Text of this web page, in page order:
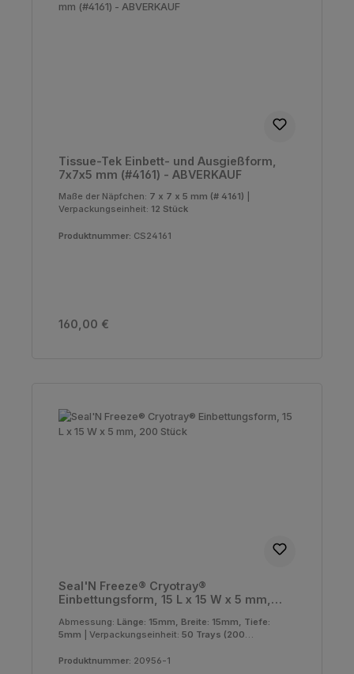
Tissue-Tek Einbett- und Ausgießform,
7x7x5 mm (#4161) - ABVERKAUF
Maße der Näpfchen: 7 x 7 x 5 mm (# 4161)
Verpackungseinheit: 12 Stück
Produktnummer: CS24161
Regulärer Preis:
160,00 €
Seal'N Freeze® Cryotray®
Einbettungsform, 15 L x 15 W x 5 mm,
Abmessung: Länge: 15mm, Breite: 15mm, Tiefe:
5mm
Verpackungseinheit: 50 Trays (200
Produktnummer: 20956-1